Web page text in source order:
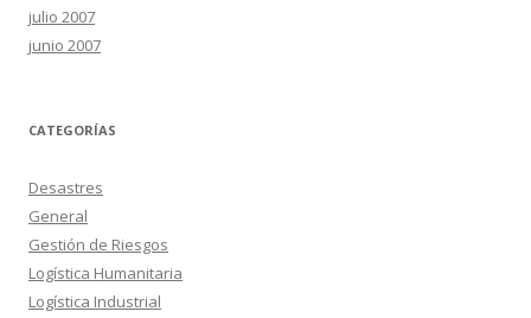
julio 2007
junio 2007
CATEGORÍAS
Desastres
General
Gestión de Riesgos
Logística Humanitaria
Logística Industrial